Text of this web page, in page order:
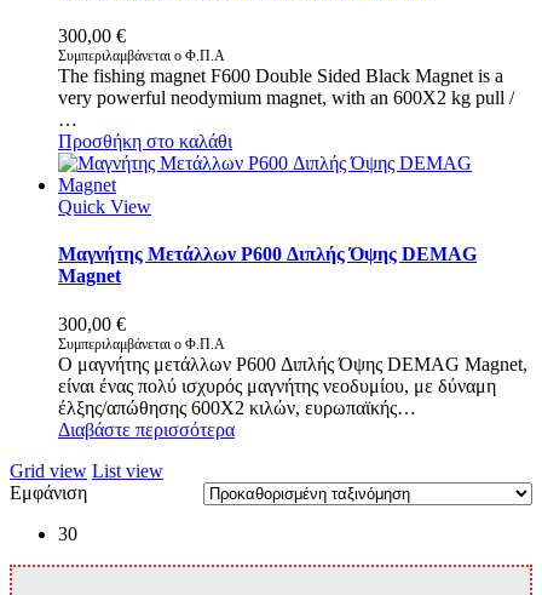
300,00 €
Συμπεριλαμβάνεται ο Φ.Π.Α
The fishing magnet F600 Double Sided Black Magnet is a
very powerful neodymium magnet, with an 600X2 kg pull /
…
Προσθήκη στο καλάθι
Quick View
Μαγνήτης Μετάλλων P600 Διπλής Όψης DEMAG
Magnet
300,00 €
Συμπεριλαμβάνεται ο Φ.Π.Α
Ο μαγνήτης μετάλλων P600 Διπλής Όψης DEMAG Magnet,
είναι ένας πολύ ισχυρός μαγνήτης νεοδυμίου, με δύναμη
έλξης/απώθησης 600X2 κιλών, ευρωπαϊκής…
Διαβάστε περισσότερα
Grid view List view
Εμφάνιση
30